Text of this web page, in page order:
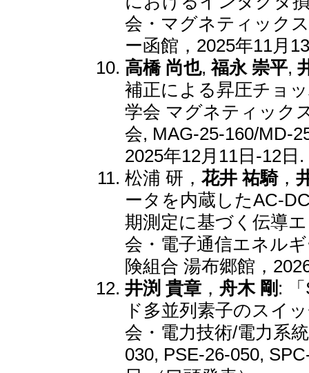
会・マグネティック
ー函館，2025年11月
高橋 尚也,福永 崇平,
補正による昇圧チョ
学会 マグネティック
会, MAG-25-160/MD-
2025年12月11日-12日
松浦 研，花井 祐騎，
ータを内蔵したAC-
期測定に基づく伝導
会・電子通信エネル
険組合 湯布郷館，
井渕 貴章 ，舟木 剛 :
ド多並列素子のスイ
会・電力技術/電力系
030, PSE-26-050,